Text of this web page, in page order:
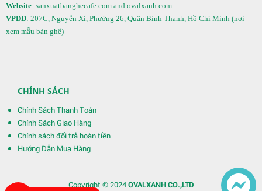
Quầy Bar 122
Website: sanxuatbanghecafe.com and ovalxanh.com
VPDD: 207C, Nguyễn Xí, Phường 26, Quận Bình Thạnh, Hồ Chí Minh (nơi
xem mẫu bàn ghế)
CHÍNH SÁCH
Chính Sách Thanh Toán
Chính Sách Giao Hàng
Chính sách đổi trả hoàn tiền
Hướng Dẫn Mua Hàng
Copyright © 2024OVALXANH CO.,LTD